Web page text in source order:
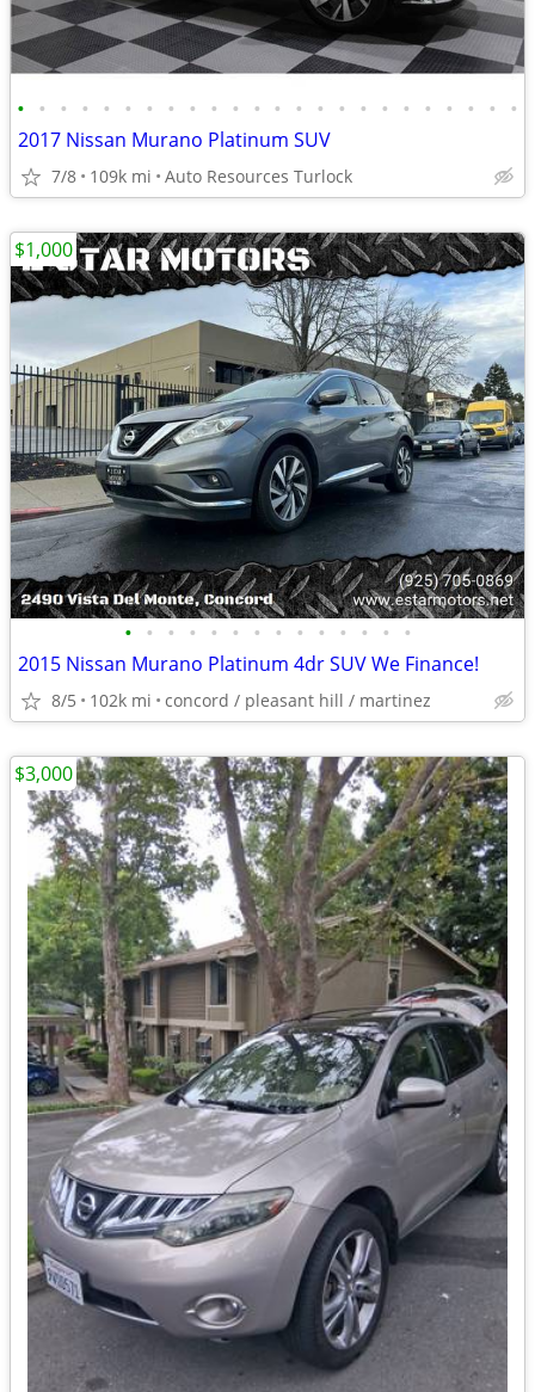
• • • • • • • • • • • • • • • • • • • • • • • •
2017 Nissan Murano Platinum SUV
7/8 109k mi Auto Resources Turlock
• • • • • • • • • • • • • •
2015 Nissan Murano Platinum 4dr SUV We Finance!
8/5 102k mi concord / pleasant hill / martinez
$1,000
$3,000